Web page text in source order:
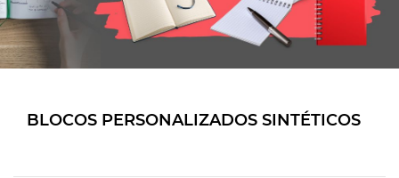
BLOCOS PERSONALIZADOS SINTÉTICOS